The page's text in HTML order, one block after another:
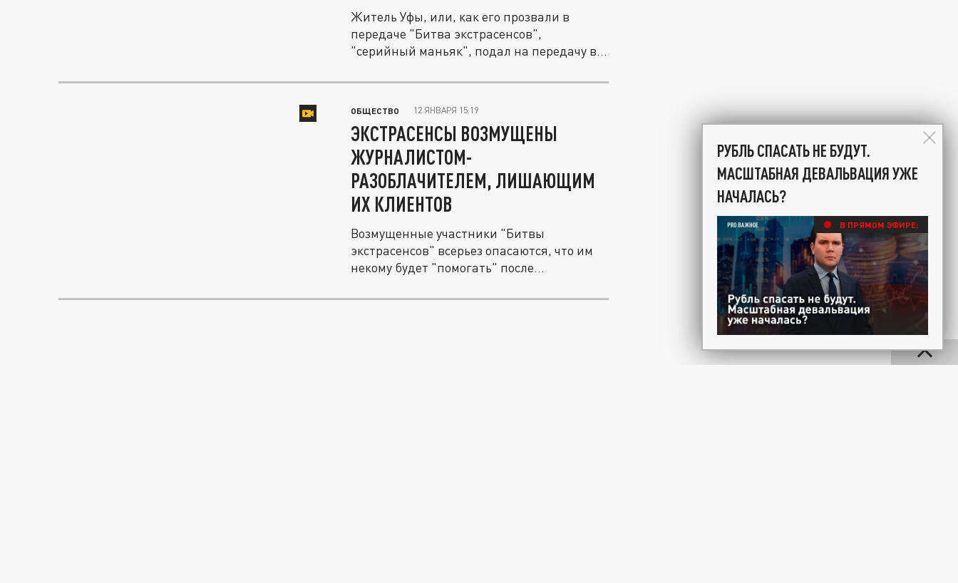
Житель Уфы, или, как его прозвали в
передаче "Битва экстрасенсов",
"серийный маньяк", подал на передачу в
ОБЩЕСТВО 12 ЯНВАРЯ 15:19
ЭКСТРАСЕНСЫ ВОЗМУЩЕНЫ
ЖУРНАЛИСТОМ-
РАЗОБЛАЧИТЕЛЕМ, ЛИШАЮЩИМ
ИХ КЛИЕНТОВ
Возмущенные участники "Битвы
экстрасенсов" всерьез опасаются, что им
некому будет "помогать" после...
РУБЛЬ СПАСАТЬ НЕ БУДУТ.
МАСШТАБНАЯ ДЕВАЛЬВАЦИЯ УЖЕ
НАЧАЛАСЬ?
В ПРЯМОМ ЭФИРЕ: